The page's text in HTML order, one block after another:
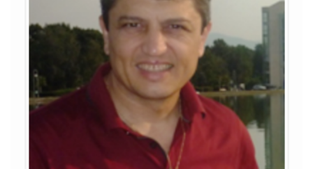
i
l